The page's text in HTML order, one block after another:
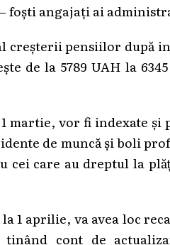
foști angajați ai
creșterii pensiilor după
de la 5789 UAH la
martie, vor fi indexate
de muncă și boli
cei care au dreptul la
1 aprilie, va avea loc
cont de